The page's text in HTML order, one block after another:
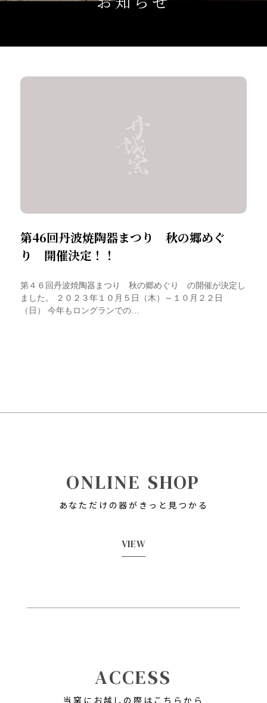
第46回丹波焼陶器まつり 秋の郷めぐ
り 開催決定！！
第４６回丹波焼陶器まつり 秋の郷めぐり の開催が決定し
ました。 ２０２３年１０月５日（木）～１０月２２日
（日） 今年もロングランでの…
ONLINE SHOP
あなただけの器がきっと見つかる
VIEW
ACCESS
当窯にお越しの際はこちらから